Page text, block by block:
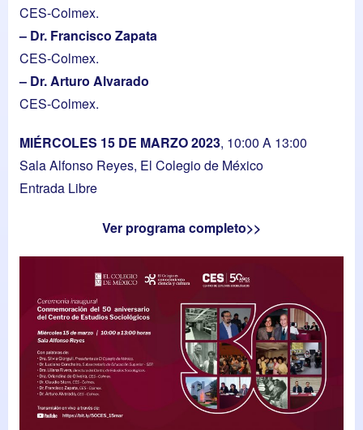
CES-Colmex.
– Dr. Francisco Zapata
CES-Colmex.
– Dr. Arturo Alvarado
CES-Colmex.
MIÉRCOLES 15 DE MARZO 2023, 10:00 A 13:00
Sala Alfonso Reyes, El Colegio de México
Entrada Libre
Ver programa completo>>